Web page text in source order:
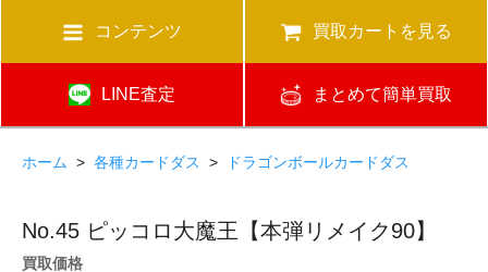
コンテンツ 買取カートを見る
LINE査定 まとめて簡単買取
ホーム > 各種カードダス > ドラゴンボールカードダス
No.45 ピッコロ大魔王【本弾リメイク90】
買取価格